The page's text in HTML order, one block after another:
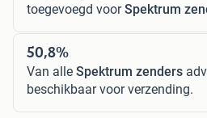
toegevoegd voorSpektrum
50,8%
Van alle Spektrum zenders
beschikbaar voor verzending.